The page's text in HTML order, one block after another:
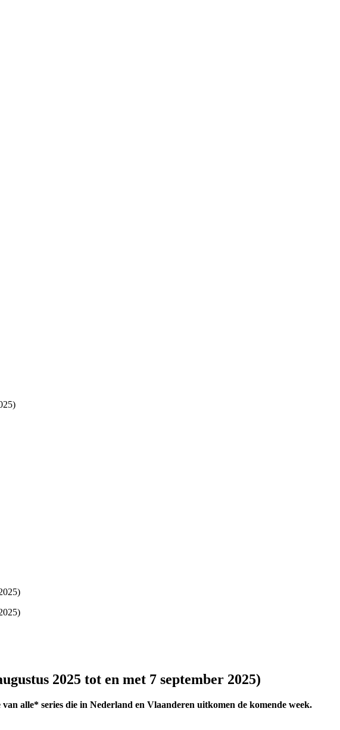
2025 tot en met 7 september 2025)
alle* series die in Nederland en Vlaanderen uitkomen de komende week.